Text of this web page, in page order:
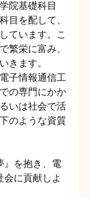
院基礎科目
目を配して、
ています。こ
繁栄に富み、
きます。
子情報通信工
の専門にかか
いは社会で活
のような資質
』を抱き、電
会に貢献しよ